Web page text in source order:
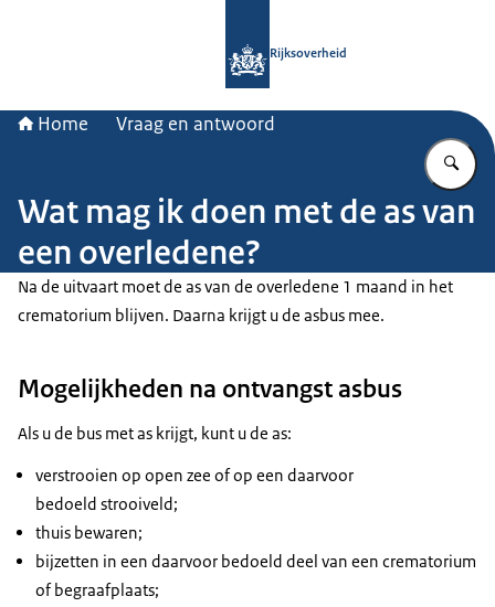
Rijksoverheid
Home Vraag en antwoord
Wat mag ik doen met de as van
een overledene?
Na de uitvaart moet de as van de overledene 1 maand in het
crematorium blijven. Daarna krijgt u de asbus mee.
Mogelijkheden na ontvangst asbus
Als u de bus met as krijgt, kunt u de as:
verstrooien op open zee of op een daarvoor
bedoeld strooiveld;
thuis bewaren;
bijzetten in een daarvoor bedoeld deel van een crematorium
of begraafplaats;